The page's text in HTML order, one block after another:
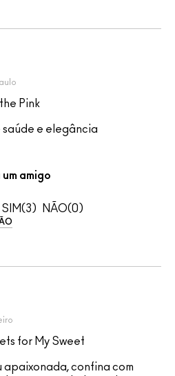
Pink
saúde e elegância
amigo
3 0
for My Sweet
apaixonada, confina com